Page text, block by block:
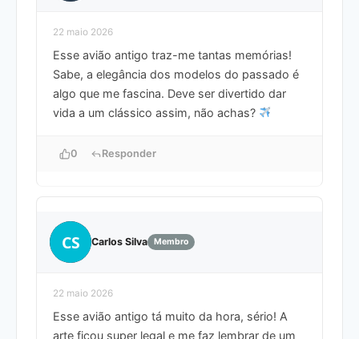
22 maio 2026
Esse avião antigo traz-me tantas memórias!
Sabe, a elegância dos modelos do passado é
algo que me fascina. Deve ser divertido dar
vida a um clássico assim, não achas?
0 Responder
CS Carlos Silva Membro
22 maio 2026
Esse avião antigo tá muito da hora, sério! A
arte ficou super legal e me faz lembrar de um